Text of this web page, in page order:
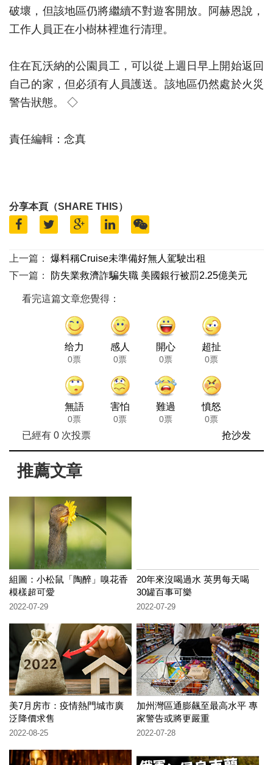
破壞，但該地區仍將繼續不對遊客開放。阿赫恩說，
工作人員正在小樹林裡進行清理。
住在瓦沃納的公園員工，可以從上週日早上開始返回
自己的家，但必須有人員護送。該地區仍然處於火災
警告狀態。 ◇
責任編輯：念真
分享本頁（SHARE THIS）
上一篇：
爆料稱Cruise未準備好無人駕駛出租
下一篇：
防失業救濟詐騙失職 美國銀行被罰2.25億美元
看完這篇文章您覺得：
给力
0票
感人
0票
開心
0票
超扯
0票
無語
0票
害怕
0票
難過
0票
憤怒
0票
已經有 0次投票 抢沙发
推薦文章
組圖：小松鼠「陶醉」嗅花香
模樣超可愛
2022-07-29
20年來沒喝過水 英男每天喝
30罐百事可樂
2022-07-29
美7月房市：疫情熱門城市廣
泛降價求售
2022-08-25
加州灣區通膨飆至最高水平 專
家警告或將更嚴重
2022-07-28